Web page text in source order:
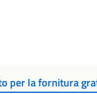
per la fornitura